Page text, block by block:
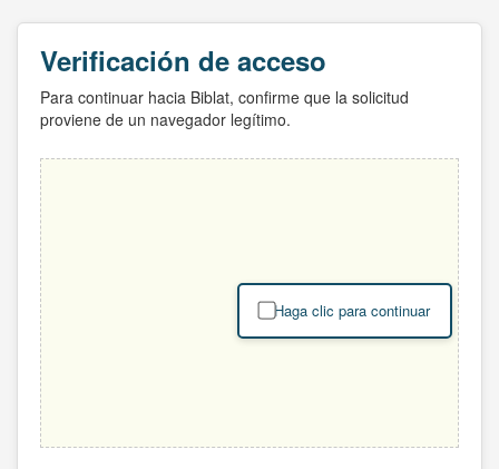
Verificación de acceso
Para continuar hacia Biblat, confirme que la solicitud
proviene de un navegador legítimo.
Haga clic para continuar